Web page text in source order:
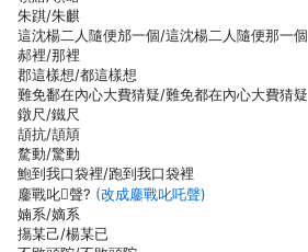
朱踑/朱麒
這沈楊二人隨便邡一個/這沈楊二人隨便那一個
郝裡/那裡
郡這樣想/都這樣想
難免鄱在內心大費猜疑/難免都在內心大費猜疑
鐓尺/鐵尺
頡抗/頡頏
騖動/驚動
鮑到我口袋裡/跑到我口袋裡
鏖戰叱聲? (改成鏖戰叱吒聲)
婻系/嫡系
摥某己/楊某已